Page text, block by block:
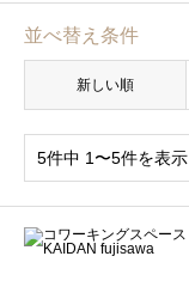
並べ替え条件
新しい順
5件中 1〜5件を表示